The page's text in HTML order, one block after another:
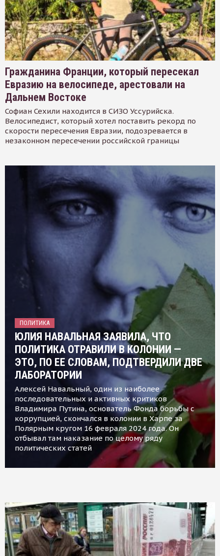
Гражданина Франции, который пересекал
Евразию на велосипеде, арестовали на
Дальнем Востоке
Софиан Сехили находится в СИЗО Уссурийска.
Велосипедист, который хотел поставить рекорд по
скорости пересечения Евразии, подозревается в
незаконном пересечении российской границы
ПОЛИТИКА
ЮЛИЯ НАВАЛЬНАЯ ЗАЯВИЛА, ЧТО
ПОЛИТИКА ОТРАВИЛИ В КОЛОНИИ —
ЭТО, ПО ЕЕ СЛОВАМ, ПОДТВЕРДИЛИ ДВЕ
ЛАБОРАТОРИИ
Алексей Навальный, один из наиболее
последовательных и активных критиков
Владимира Путина, основатель Фонда борьбы с
коррупцией, скончался в колонии в Харпе за
Полярным кругом 16 февраля 2024 года. Он
отбывал там наказание по целому ряду
политических статей